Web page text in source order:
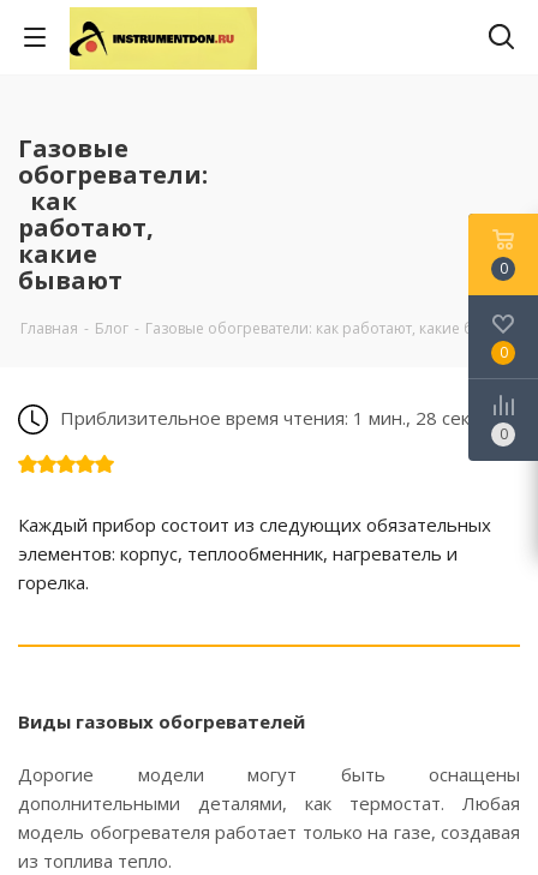
Газовые
обогреватели:
как
работают,
какие
бывают
Главная - Блог - Газовые обогреватели: как работают, какие бывают
Приблизительное время чтения: 1 мин., 28 сек.
Каждый прибор состоит из следующих обязательных
элементов: корпус, теплообменник, нагреватель и
горелка.
Виды газовых обогревателей
Дорогие модели могут быть оснащены
дополнительными деталями, как термостат. Любая
модель обогревателя работает только на газе, создавая
из топлива тепло.
0
0
0